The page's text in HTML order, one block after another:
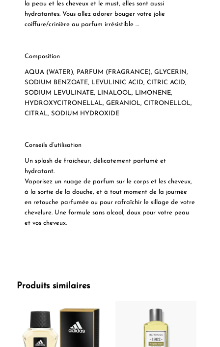
la peau et les cheveux et le must, elles sont aussi
hydratantes. Vous allez adorer bouger votre jolie
coiffure/crinière au parfum irrésistible …
Composition
AQUA (WATER), PARFUM (FRAGRANCE), GLYCERIN,
SODIUM BENZOATE, LEVULINIC ACID, CITRIC ACID,
SODIUM LEVULINATE, LINALOOL, LIMONENE,
HYDROXYCITRONELLAL, GERANIOL, CITRONELLOL,
CITRAL, SODIUM HYDROXIDE
Conseils d’utilisation
Un splash de fraicheur, délicatement parfumé et
hydratant.
Vaporisez un nuage de parfum sur le corps et les cheveux,
à la sortie de la douche, et à tout moment de la journée
en retouche parfumée ou pour rafraîchir le sillage de votre
chevelure. Une formule sans alcool, doux pour votre peau
et vos cheveux.
Produits similaires